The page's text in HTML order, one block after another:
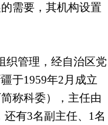
需要，其机构设置
织管理，经自治区党
于1959年2月成立
称科委），主任由
还有3名副主任、1名